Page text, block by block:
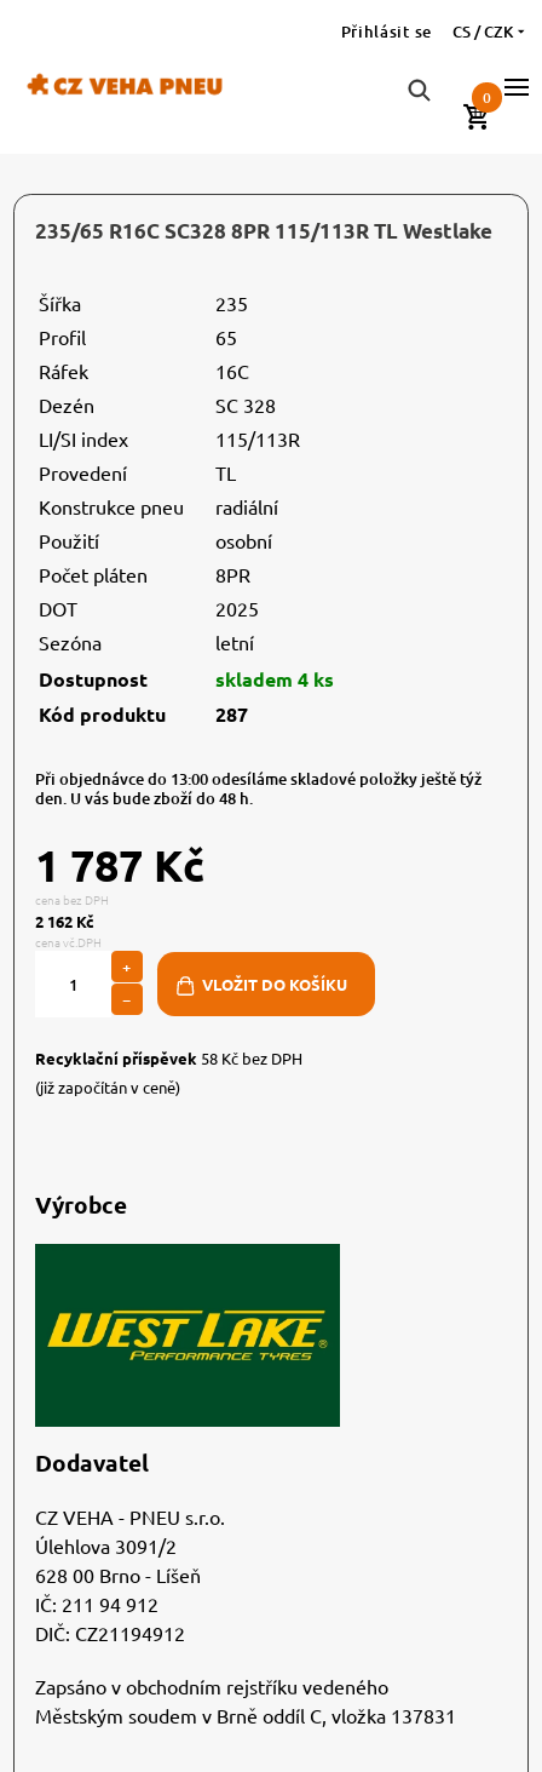
Přihlásit se CS / CZK
0
235/65 R16C SC328 8PR 115/113R TL Westlake
Šířka
235
Profil
65
Ráfek
16C
Dezén
SC 328
LI/SI index
115/113R
Provedení
TL
Konstrukce pneu
radiální
Použití
osobní
Počet pláten
8PR
DOT
2025
Sezóna
letní
Dostupnost
skladem 4 ks
Kód produktu
287
Při objednávce do 13:00 odesíláme skladové položky ještě týž
den. U vás bude zboží do 48 h.
1 787 Kč
cena bez DPH
2 162 Kč
cena vč.DPH
+
−
Recyklační příspěvek 58 Kč bez DPH
(již započítán v ceně)
Výrobce
Dodavatel
CZ VEHA - PNEU s.r.o.
Úlehlova 3091/2
628 00 Brno - Líšeň
IČ: 211 94 912
DIČ: CZ21194912
Zapsáno v obchodním rejstříku vedeného
Městským soudem v Brně oddíl C, vložka 137831